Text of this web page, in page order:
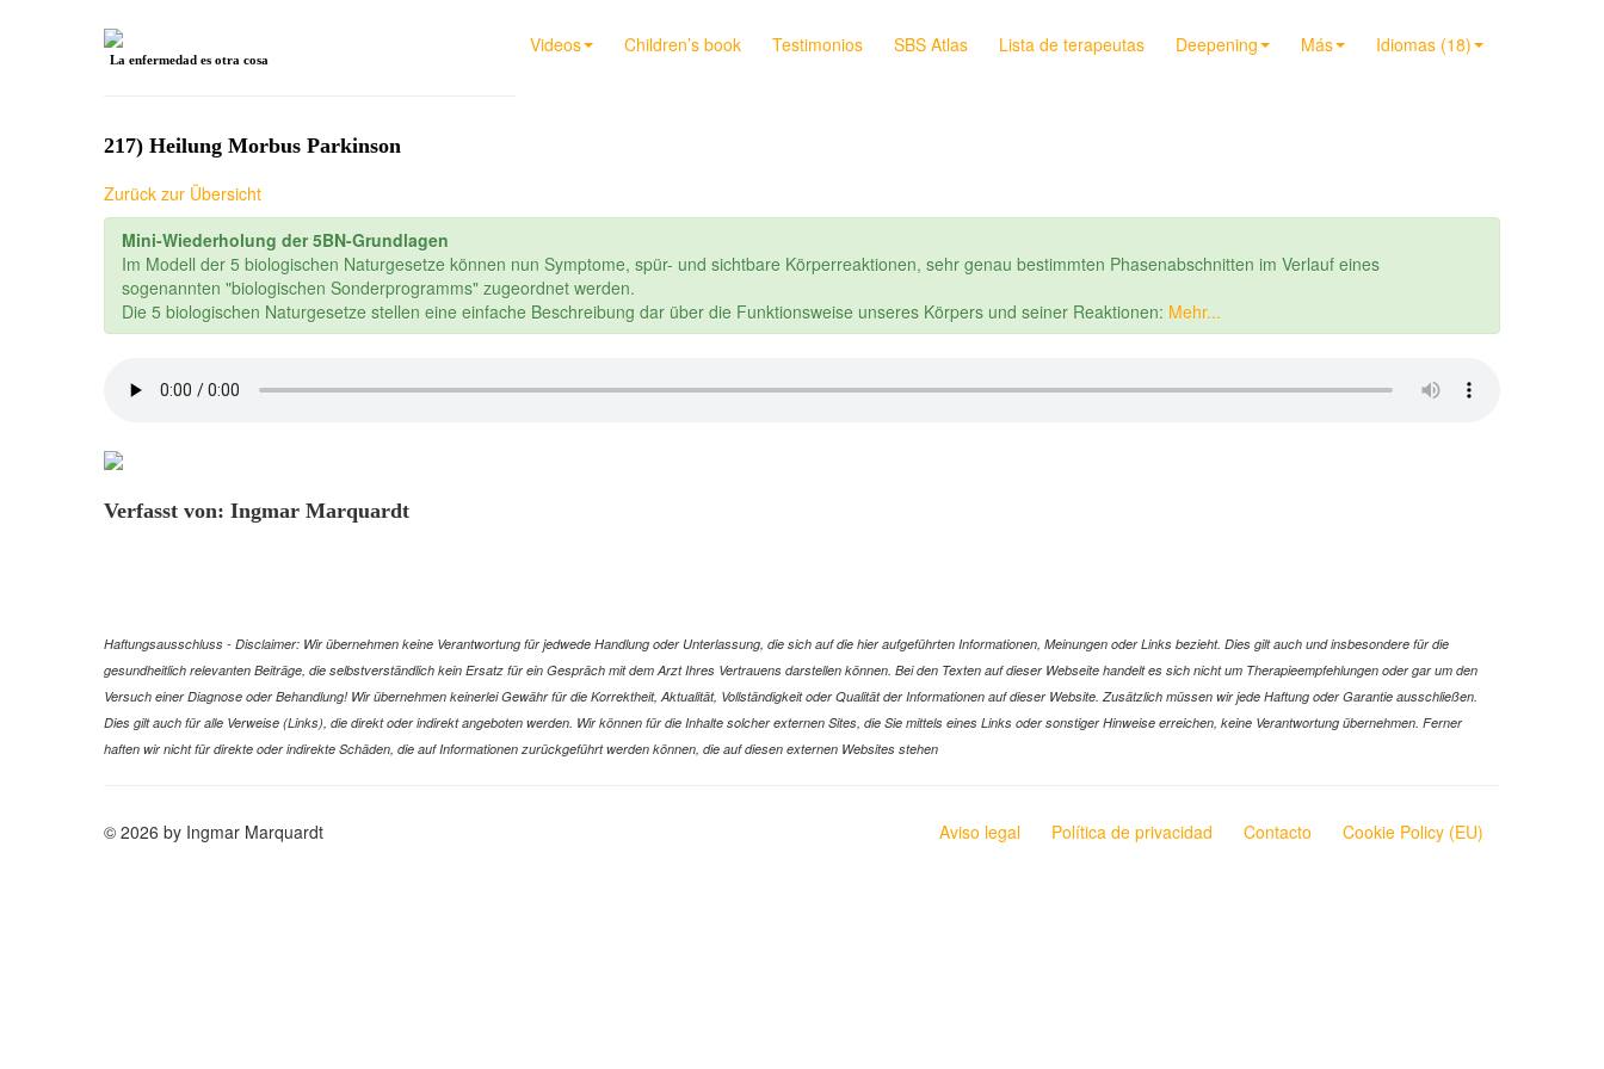
Videos Children’s book Testimonios SBS Atlas Lista de terapeutas Deepening Más Idiomas (18)
La enfermedad es otra cosa
217) Heilung Morbus Parkinson
Zurück zur Übersicht
Mini-Wiederholung der 5BN-Grundlagen
Im Modell der 5 biologischen Naturgesetze können nun Symptome, spür- und sichtbare Körperreaktionen, sehr genau bestimmten Phasenabschnitten im Verlauf eines
sogenannten "biologischen Sonderprogramms" zugeordnet werden.
Die 5 biologischen Naturgesetze stellen eine einfache Beschreibung dar über die Funktionsweise unseres Körpers und seiner Reaktionen: Mehr...
Verfasst von: Ingmar Marquardt
Haftungsausschluss - Disclaimer: Wir übernehmen keine Verantwortung für jedwede Handlung oder Unterlassung, die sich auf die hier aufgeführten Informationen, Meinungen oder Links bezieht. Dies gilt auch und insbesondere für die
gesundheitlich relevanten Beiträge, die selbstverständlich kein Ersatz für ein Gespräch mit dem Arzt Ihres Vertrauens darstellen können. Bei den Texten auf dieser Webseite handelt es sich nicht um Therapieempfehlungen oder gar um den
Versuch einer Diagnose oder Behandlung! Wir übernehmen keinerlei Gewähr für die Korrektheit, Aktualität, Vollständigkeit oder Qualität der Informationen auf dieser Website. Zusätzlich müssen wir jede Haftung oder Garantie ausschließen.
Dies gilt auch für alle Verweise (Links), die direkt oder indirekt angeboten werden. Wir können für die Inhalte solcher externen Sites, die Sie mittels eines Links oder sonstiger Hinweise erreichen, keine Verantwortung übernehmen. Ferner
haften wir nicht für direkte oder indirekte Schäden, die auf Informationen zurückgeführt werden können, die auf diesen externen Websites stehen
© 2026 by Ingmar Marquardt Aviso legal Política de privacidad Contacto Cookie Policy (EU)